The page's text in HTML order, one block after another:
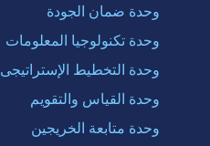
وحدة ضمان الجودة
وحدة تكنولوجيا المعلومات
وحدة التخطيط الإستراتيجى
وحدة القياس والتقويم
وحدة متابعة الخريجين